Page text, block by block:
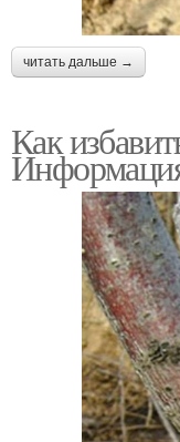
читать дальше →
Как